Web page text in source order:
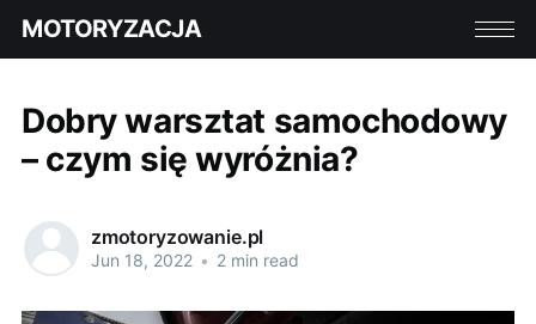
MOTORYZACJA
Dobry warsztat samochodowy
– czym się wyróżnia?
zmotoryzowanie.pl
Jun 18, 2022 • 2 min read